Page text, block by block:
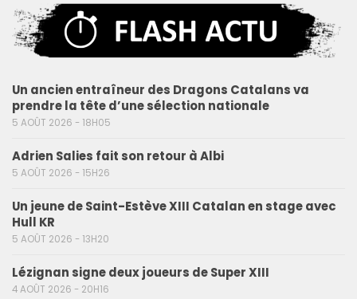
Un ancien entraîneur des Dragons Catalans va
prendre la tête d’une sélection nationale
5 AOÛT 2026 - 18H05
Adrien Salies fait son retour à Albi
5 AOÛT 2026 - 15H26
Un jeune de Saint-Estève XIII Catalan en stage avec
Hull KR
5 AOÛT 2026 - 13H20
Lézignan signe deux joueurs de Super XIII
4 AOÛT 2026 - 20H16